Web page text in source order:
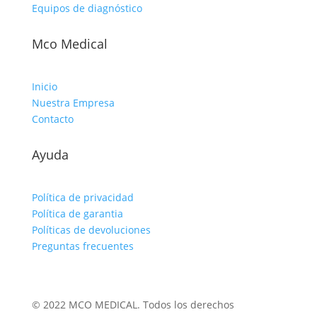
Equipos de diagnóstico
Mco Medical
Inicio
Nuestra Empresa
Contacto
Ayuda
Política de privacidad
Política de garantia
Políticas de devoluciones
Preguntas frecuentes
© 2022 MCO MEDICAL. Todos los derechos